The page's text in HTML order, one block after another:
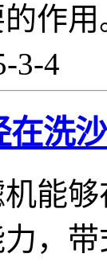
作用
3-4
在洗
能
，